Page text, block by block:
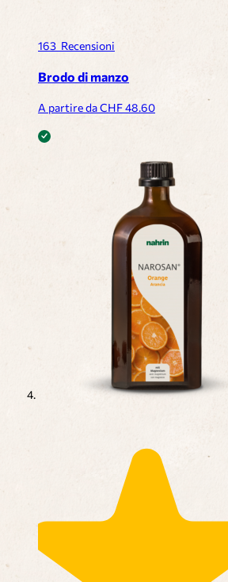
163 Recensioni
Brodo di manzo
A partire da CHF48.60